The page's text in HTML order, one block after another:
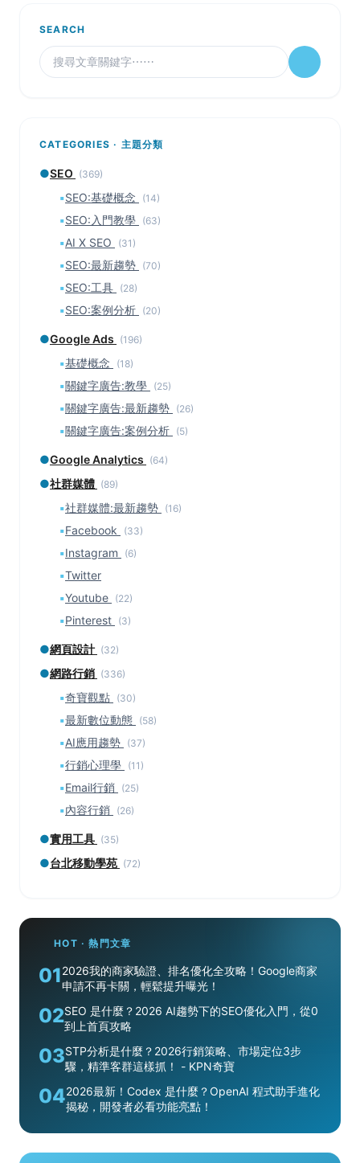
SEARCH
CATEGORIES · 主題分類
●SEO (369)
▪SEO:基礎概念 (14)
▪SEO:入門教學 (63)
▪AI X SEO (31)
▪SEO:最新趨勢 (70)
▪SEO:工具 (28)
▪SEO:案例分析 (20)
●Google Ads (196)
▪基礎概念 (18)
▪關鍵字廣告:教學 (25)
▪關鍵字廣告:最新趨勢 (26)
▪關鍵字廣告:案例分析 (5)
●Google Analytics (64)
●社群媒體 (89)
▪社群媒體:最新趨勢 (16)
▪Facebook (33)
▪Instagram (6)
▪Twitter
▪Youtube (22)
▪Pinterest (3)
●網頁設計 (32)
●網路行銷 (336)
▪奇寶觀點 (30)
▪最新數位動態 (58)
▪AI應用趨勢 (37)
▪行銷心理學 (11)
▪Email行銷 (25)
▪內容行銷 (26)
●實用工具 (35)
●台北移動學苑 (72)
HOT · 熱門文章
012026我的商家驗證、排名優化全攻略！Google商家
申請不再卡關，輕鬆提升曝光！
02SEO 是什麼？2026 AI趨勢下的SEO優化入門，從0
到上首頁攻略
03STP分析是什麼？2026行銷策略、市場定位3步
驟，精準客群這樣抓！ - KPN奇寶
042026最新！Codex 是什麼？OpenAI 程式助手進化
揭秘，開發者必看功能亮點！